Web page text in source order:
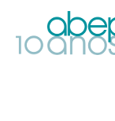
conteúdo